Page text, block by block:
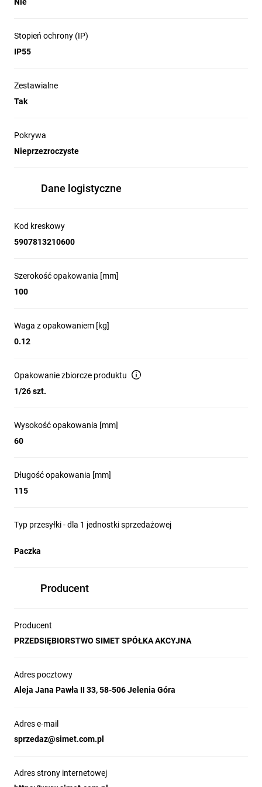
Stopień ochrony (IP)
IP55
Zestawialne
Tak
Pokrywa
Nieprzezroczyste
Dane logistyczne
Kod kreskowy
5907813210600
Szerokość opakowania [mm]
100
Waga z opakowaniem [kg]
0.12
Opakowanie zbiorcze produktu
1/26 szt.
Wysokość opakowania [mm]
60
Długość opakowania [mm]
115
Typ przesyłki - dla 1 jednostki sprzedażowej
Paczka
Producent
Producent
PRZEDSIĘBIORSTWO SIMET SPÓŁKA AKCYJNA
Adres pocztowy
Aleja Jana Pawła II 33, 58-506 Jelenia Góra
Adres e-mail
sprzedaz@simet.com.pl
Adres strony internetowej